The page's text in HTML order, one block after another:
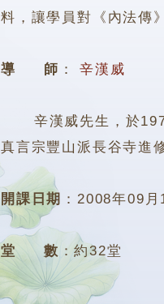
料，讓學員對《內法傳
導 師 ： 辛漢威
辛漢威先生，於1973
真言宗豐山派長谷寺進
開課日期 ：2008年09月
堂 數 ：約32堂